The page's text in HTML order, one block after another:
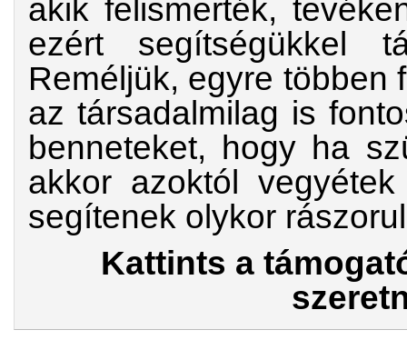
akik felismerték,
ezért segítségükkel
Reméljük, egyre többen
az társadalmilag is
benneteket, hogy ha
akkor azoktól
segítenek olykor
Kattints a